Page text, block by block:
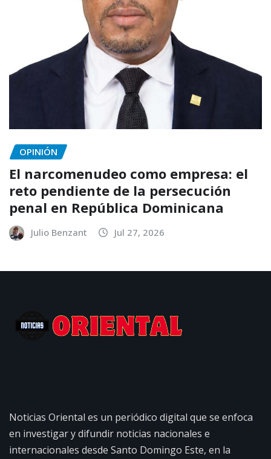
OPINIÓN
El narcomenudeo como empresa: el
reto pendiente de la persecución
penal en República Dominicana
Julio Benzant Jul 27, 2026
Noticias Oriental es un periódico digital que se enfoca
en investigar y difundir noticias nacionales e
internacionales desde Santo Domingo Este, en la